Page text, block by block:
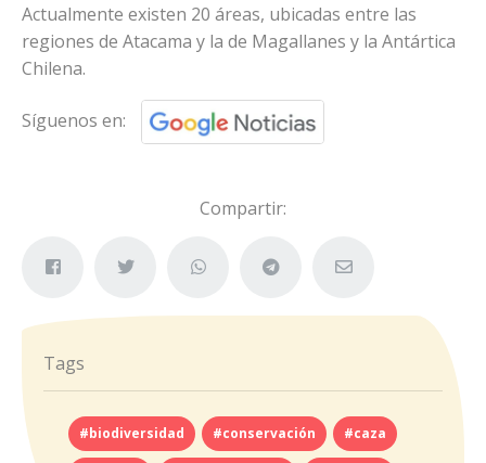
Actualmente existen 20 áreas, ubicadas entre las
regiones de Atacama y la de Magallanes y la Antártica
Chilena.
Síguenos en:
Compartir:
Tags
#biodiversidad #conservación #caza